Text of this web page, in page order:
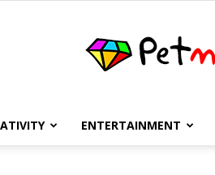
เพชร
ENTERTAINMENT